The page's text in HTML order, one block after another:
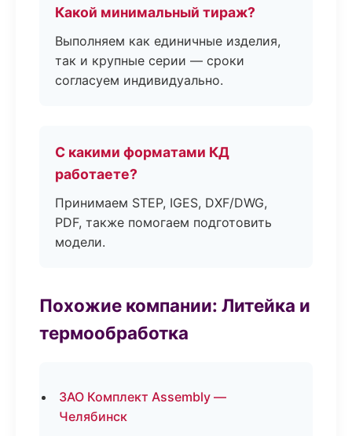
Какой минимальный тираж?
Выполняем как единичные изделия,
так и крупные серии — сроки
согласуем индивидуально.
С какими форматами КД
работаете?
Принимаем STEP, IGES, DXF/DWG,
PDF, также помогаем подготовить
модели.
Похожие компании: Литейка и
термообработка
ЗАО Комплект Assembly —
Челябинск